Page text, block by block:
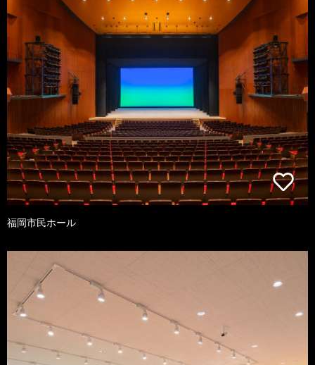
福岡市民ホール